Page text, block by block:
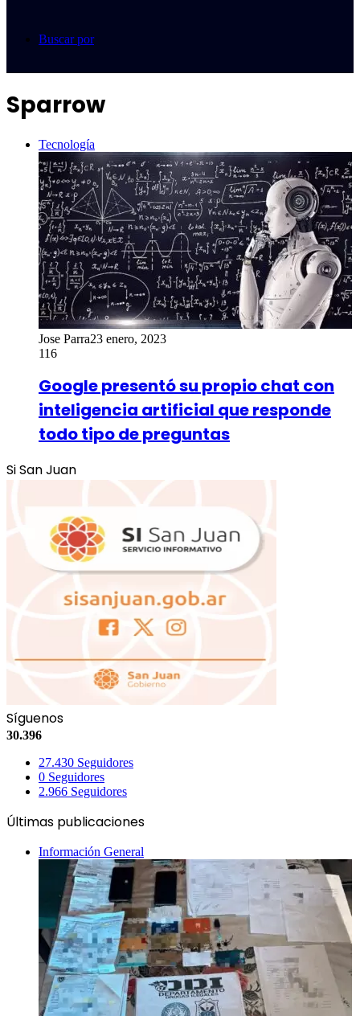
Buscar por
Sparrow
Tecnología
Jose Parra23 enero, 2023
116
Google presentó su propio chat con
inteligencia artificial que responde
todo tipo de preguntas
Si San Juan
Síguenos
30.396
27.430 Seguidores
0 Seguidores
2.966 Seguidores
Últimas publicaciones
Información General